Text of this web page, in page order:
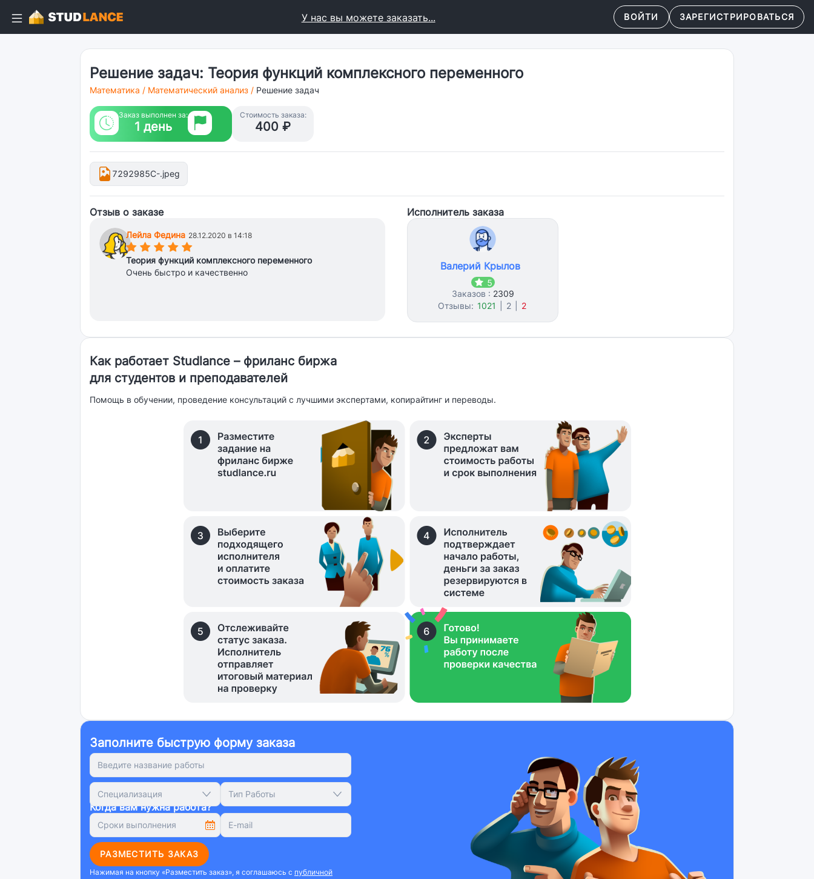
У нас вы можете заказать... ВОЙТИ ЗАРЕГИСТРИРОВАТЬСЯ
Решение задач: Теория функций комплексного переменного
Математика / Математический анализ / Решение задач
Заказ выполнен за:
1 день
Стоимость заказа:
400 ₽
7292985C-.jpeg
Отзыв о заказе
Лейла Федина 28.12.2020 в 14:18
(*)(*)(*)(*)(*)
Теория функций комплексного переменного
Очень быстро и качественно
Исполнитель заказа
Валерий Крылов
5
Заказов : 2309
Отзывы: 1021 2 2
Как работает Studlance – фриланс биржа
для студентов и преподавателей
Помощь в обучении, проведение консультаций с лучшими экспертами, копирайтинг и переводы.
Заполните быструю форму заказа
Специализация Тип Работы
Когда вам нужна работа?
РАЗМЕСТИТЬ ЗАКАЗ
Нажимая на кнопку «Разместить заказ», я соглашаюсь с публичной